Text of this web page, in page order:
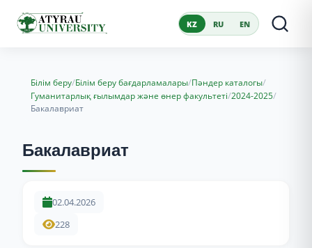
KZ RU EN
Білім беру/Білім беру бағдарламалары/Пәндер каталогы/
Гуманитарлық ғылымдар және өнер факультеті/2024-2025/
Бакалавриат
Бакалавриат
02.04.2026
228